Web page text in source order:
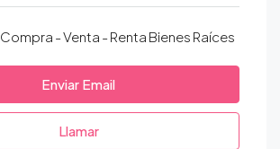
Compra - Venta - Renta Bienes Raíces
Enviar Email
Llamar